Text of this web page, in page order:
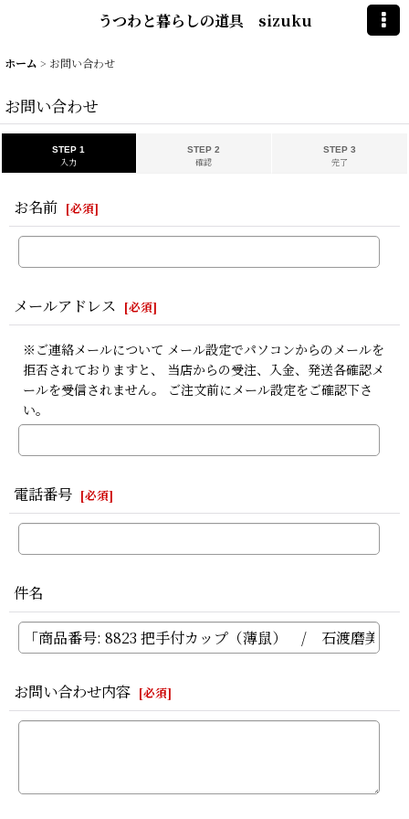
うつわと暮らしの道具 sizuku
ホーム > お問い合わせ
お問い合わせ
STEP 1
入力
STEP 2
確認
STEP 3
完了
お名前 [必須]
メールアドレス [必須]
※ご連絡メールについて メール設定でパソコンからのメールを
拒否されておりますと、 当店からの受注、入金、発送各確認メ
ールを受信されません。 ご注文前にメール設定をご確認下さ
い。
電話番号 [必須]
件名
お問い合わせ内容 [必須]